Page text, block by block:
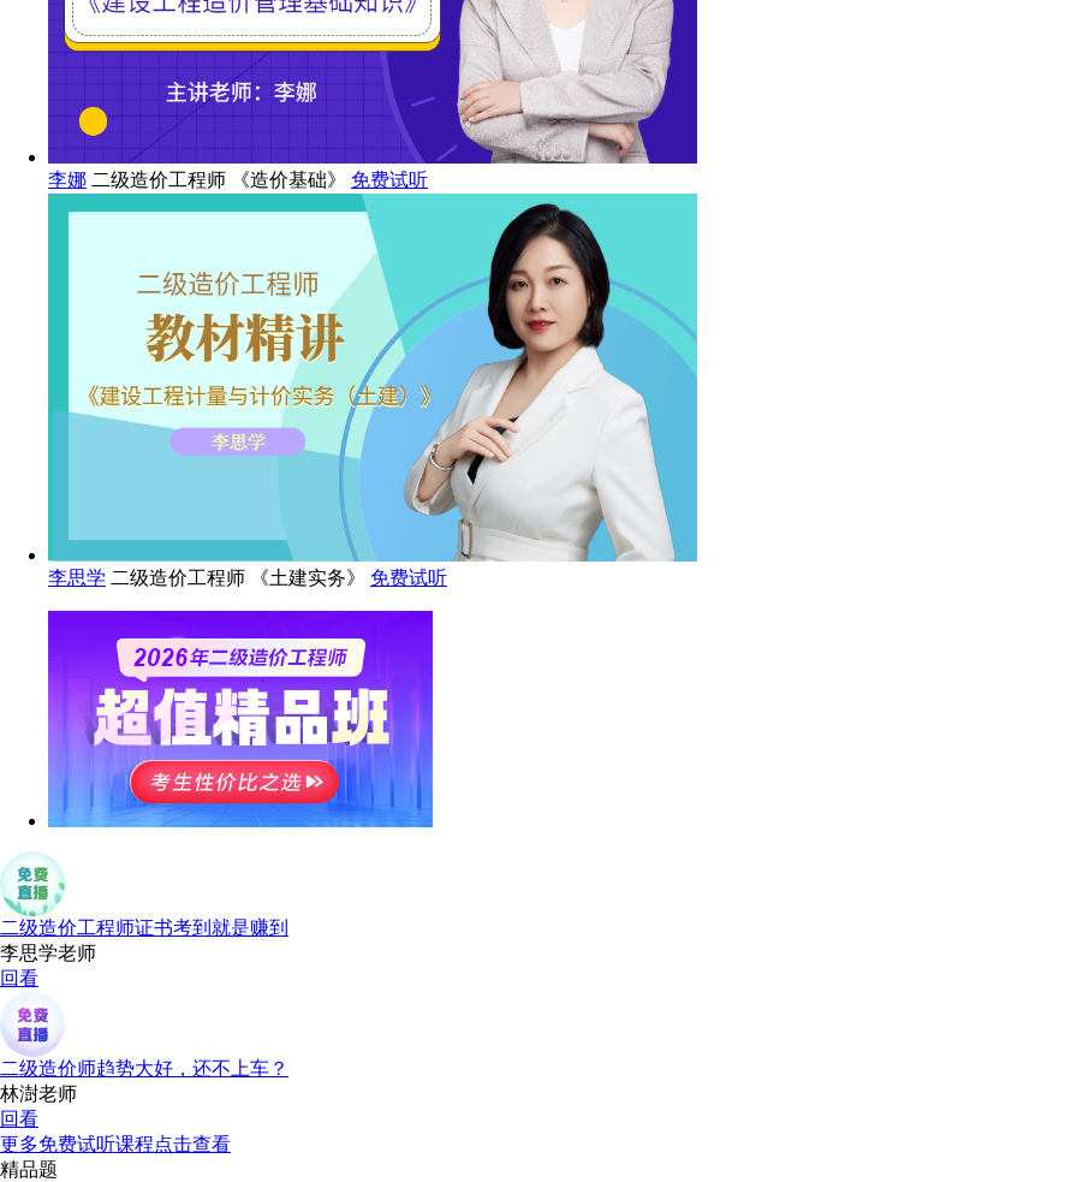
李娜 二级造价工程师 《造价基础》 免费试听
李思学 二级造价工程师 《土建实务》 免费试听
二级造价工程师证书考到就是赚到
李思学老师
回看
二级造价师趋势大好，还不上车？
林澍老师
回看
更多免费试听课程点击查看
精品题